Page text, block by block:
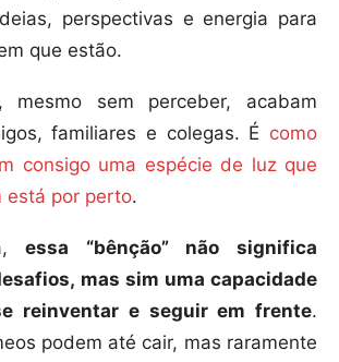
perspectivas e energia para
que estão.
mesmo sem perceber, acabam
familiares e colegas. É como
consigo uma espécie de luz que
está por perto.
essa “bênção” não significa
mas sim uma capacidade
reinventar e seguir em frente.
podem até cair, mas raramente